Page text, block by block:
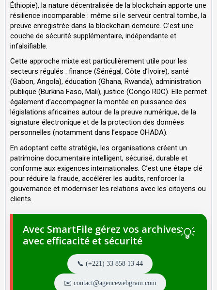
Éthiopie), la nature décentralisée de la blockchain apporte une
résilience incomparable : même si le serveur central tombe, la
preuve enregistrée dans la blockchain demeure. C’est une
couche de sécurité supplémentaire, indépendante et
infalsifiable.
Cette approche mixte est particulièrement utile pour les
secteurs régulés : finance (Sénégal, Côte d’Ivoire), santé
(Gabon, Angola), éducation (Ghana, Rwanda), administration
publique (Burkina Faso, Mali), justice (Congo RDC). Elle permet
également d’accompagner la montée en puissance des
législations africaines autour de la preuve numérique, de la
signature électronique et de la protection des données
personnelles (notamment dans l’espace OHADA).
En adoptant cette stratégie, les organisations créent un
patrimoine documentaire intelligent, sécurisé, durable et
conforme aux exigences internationales. C’est une étape clé
pour réduire la fraude, accélérer les audits, renforcer la
gouvernance et moderniser les relations avec les citoyens ou
clients.
Avec SmartFile gérez vos archives
avec efficacité et sécurité
📞 (+221) 33 858 13 44
✉️ contact@agencewebgram.com